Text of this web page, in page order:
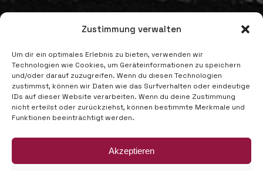
Zustimmung verwalten
Um dir ein optimales Erlebnis zu bieten, verwenden wir
Technologien wie Cookies, um Geräteinformationen zu speichern
und/oder darauf zuzugreifen. Wenn du diesen Technologien
zustimmst, können wir Daten wie das Surfverhalten oder eindeutige
IDs auf dieser Website verarbeiten. Wenn du deine Zustimmung
nicht erteilst oder zurückziehst, können bestimmte Merkmale und
Funktionen beeinträchtigt werden.
Akzeptieren